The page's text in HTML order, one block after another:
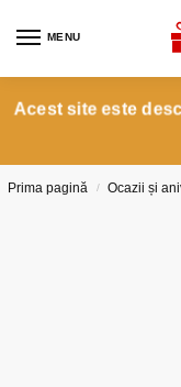
MENU
Acest site este
Prima pagină / Ocazii și